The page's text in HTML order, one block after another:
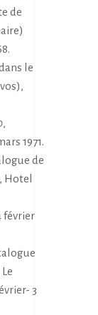
de
le
,
1971.
de
Hotel
février
3